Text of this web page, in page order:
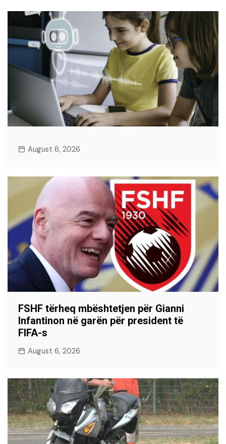
August 6, 2026
FSHF tërheq mbështetjen për Gianni
Infantinon në garën për president të
FIFA-s
August 6, 2026